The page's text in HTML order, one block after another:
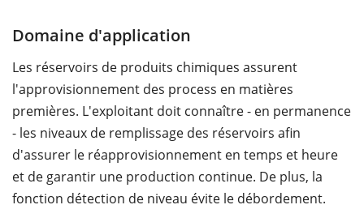
Domaine d'application
Les réservoirs de produits chimiques assurent
l'approvisionnement des process en matières
premières. L'exploitant doit connaître - en permanence
- les niveaux de remplissage des réservoirs afin
d'assurer le réapprovisionnement en temps et heure
et de garantir une production continue. De plus, la
fonction détection de niveau évite le débordement.